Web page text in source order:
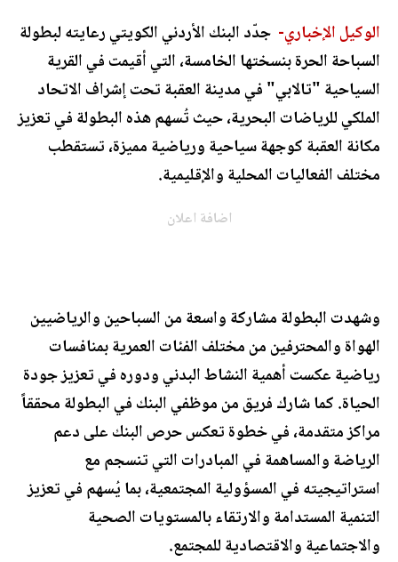
الوكيل الإخباري- جدّد البنك الأردني الكويتي رعايته لبطولة
السباحة الحرة بنسختها الخامسة، التي أقيمت في القرية
السياحية "تالابي" في مدينة العقبة تحت إشراف الاتحاد
الملكي للرياضات البحرية، حيث تُسهم هذه البطولة في تعزيز
مكانة العقبة كوجهة سياحية ورياضية مميزة، تستقطب
مختلف الفعاليات المحلية والإقليمية.
اضافة اعلان
وشهدت البطولة مشاركة واسعة من السباحين والرياضيين
الهواة والمحترفين من مختلف الفئات العمرية بمنافسات
رياضية عكست أهمية النشاط البدني ودوره في تعزيز جودة
الحياة. كما شارك فريق من موظفي البنك في البطولة محققاً
مراكز متقدمة، في خطوة تعكس حرص البنك على دعم
الرياضة والمساهمة في المبادرات التي تنسجم مع
استراتيجيته في المسؤولية المجتمعية، بما يُسهم في تعزيز
التنمية المستدامة والارتقاء بالمستويات الصحية
والاجتماعية والاقتصادية للمجتمع.